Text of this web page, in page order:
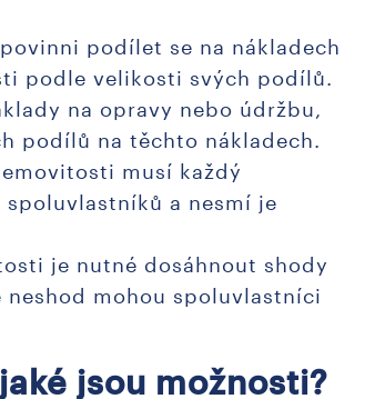
podílet se na nákladech
podle velikosti svých podílů.
na opravy nebo údržbu,
podílů na těchto nákladech.
musí každý
a nesmí je
je nutné dosáhnout shody
mohou spoluvlastníci
jsou možnosti?